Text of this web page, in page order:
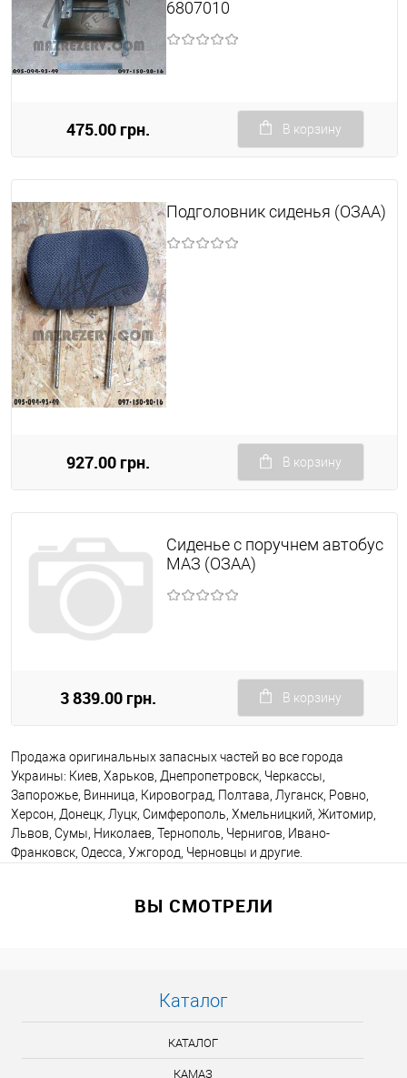
6807010
475.00 грн. В корзину
Подголовник сиденья (ОЗАА)
927.00 грн. В корзину
Сиденье с поручнем автобус
МАЗ (ОЗАА)
3 839.00 грн. В корзину
Продажа оригинальных запасных частей во все города
Украины: Киев, Харьков, Днепропетровск, Черкассы,
Запорожье, Винница, Кировоград, Полтава, Луганск, Ровно,
Херсон, Донецк, Луцк, Симферополь, Хмельницкий, Житомир,
Львов, Сумы, Николаев, Тернополь, Чернигов, Ивано-
Франковск, Одесса, Ужгород, Черновцы и другие.
ВЫ СМОТРЕЛИ
Каталог
КАТАЛОГ
КАМАЗ